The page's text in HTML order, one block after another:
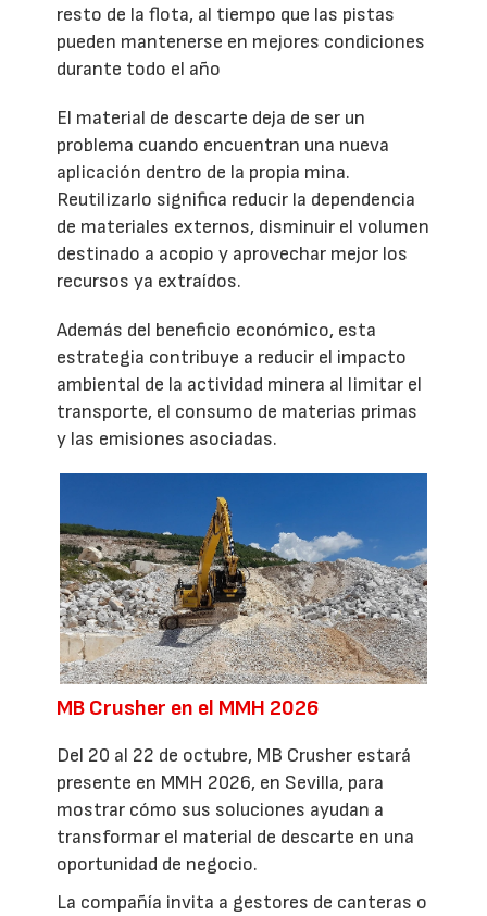
resto de la flota, al tiempo que las pistas
pueden mantenerse en mejores condiciones
durante todo el año
El material de descarte deja de ser un
problema cuando encuentran una nueva
aplicación dentro de la propia mina.
Reutilizarlo significa reducir la dependencia
de materiales externos, disminuir el volumen
destinado a acopio y aprovechar mejor los
recursos ya extraídos.
Además del beneficio económico, esta
estrategia contribuye a reducir el impacto
ambiental de la actividad minera al limitar el
transporte, el consumo de materias primas
y las emisiones asociadas.
MB Crusher en el MMH 2026
Del 20 al 22 de octubre, MB Crusher estará
presente en MMH 2026, en Sevilla, para
mostrar cómo sus soluciones ayudan a
transformar el material de descarte en una
oportunidad de negocio.
La compañía invita a gestores de canteras o